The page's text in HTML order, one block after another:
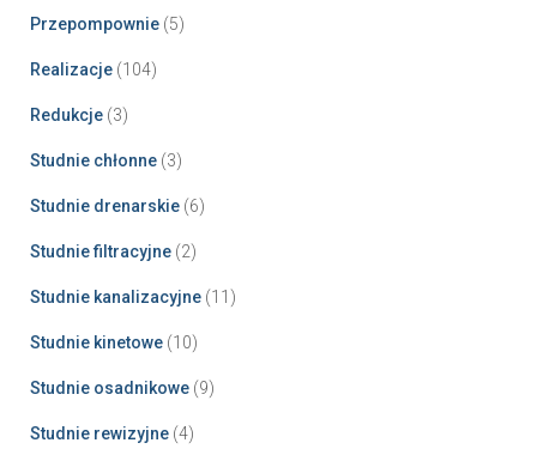
Przepompownie (5)
Realizacje (104)
Redukcje (3)
Studnie chłonne (3)
Studnie drenarskie (6)
Studnie filtracyjne (2)
Studnie kanalizacyjne (11)
Studnie kinetowe (10)
Studnie osadnikowe (9)
Studnie rewizyjne (4)